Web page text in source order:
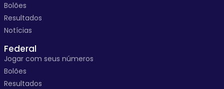
Bolões
Resultados
Notícias
Federal
Jogar com seus números
Bolões
Resultados